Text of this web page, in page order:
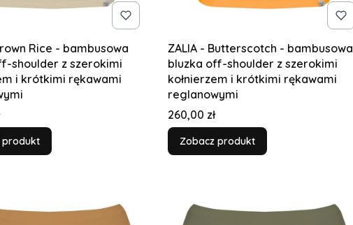
Rice - bambusowa
shoulder z szerokimi
i krótkimi rękawami
produkt
ZALIA - Butterscotch - bambusowa
bluzka off-shoulder z szerokimi
kołnierzem i krótkimi rękawami
reglanowymi
Cena
260,00 zł
Zobacz produkt